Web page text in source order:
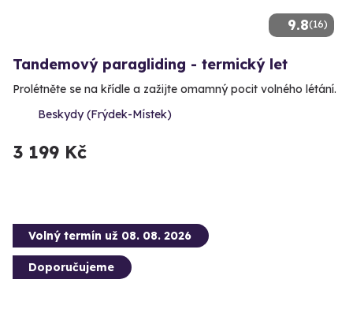
9.8(16)
Tandemový paragliding - termický let
Prolétněte se na křídle a zažijte omamný pocit volného létání.
Beskydy (Frýdek-Místek)
3 199 Kč
Volný termín už 08. 08. 2026
Doporučujeme